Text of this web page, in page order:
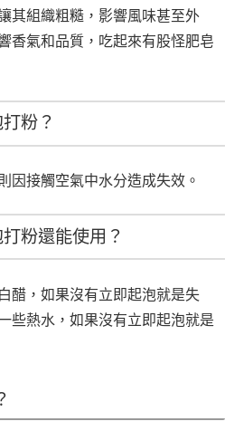
其組織粗糙，影響風味甚至外
香氣和品質，吃起來有股怪肥皂
粉？
因接觸空氣中水分造成失效。
粉還能使用？
醋，如果沒有立即起泡就是失
些熱水，如果沒有立即起泡就是